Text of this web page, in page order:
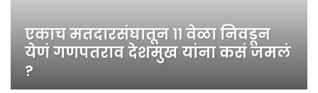
एकाच मतदारसंघातून ११ वेळा निवडून
येणं गणपतराव देशमुख यांना कसं जमलं
?